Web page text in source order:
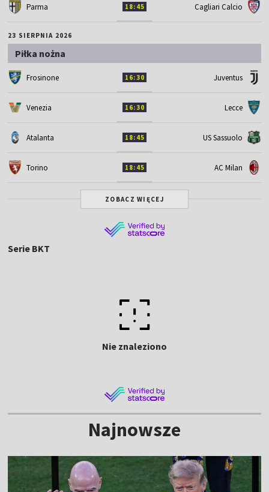
Parma 18:45 Cagliari Calcio
23 SIERPNIA 2026
Piłka nożna
Frosinone 16:30 Juventus
Venezia 16:30 Lecce
Atalanta 18:45 US Sassuolo
Torino 18:45 AC Milan
ZOBACZ WIĘCEJ
Serie BKT
Nie znaleziono
Najnowsze